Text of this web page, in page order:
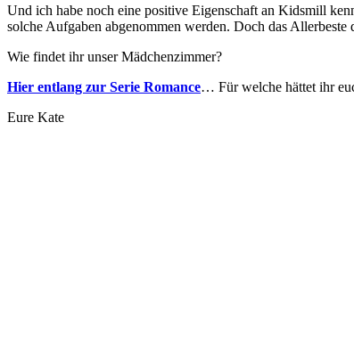
Und ich habe noch eine positive Eigenschaft an Kidsmill
solche Aufgaben abgenommen werden. Doch das
Wie findet ihr unser Mädchenzimmer?
Hier entlang zur Serie Romance… Für welche hättet ihr
Eure Kate